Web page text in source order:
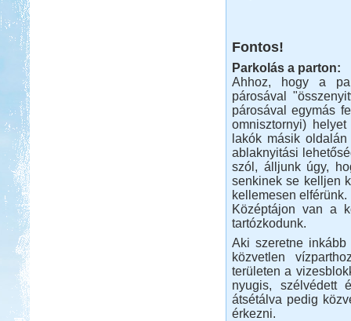
Fontos!
Parkolás a parton:
Ahhoz, hogy a
párosával
párosával egymás
omnisztornyi)
lakók másik
ablaknyitási
szól, álljunk úgy,
senkinek se kelljen
kellemesen elférünk.
Középtájon van a
tartózkodunk.
Aki szeretne
közvetlen
területen a
nyugis,
átsétálva pedig
érkezni.